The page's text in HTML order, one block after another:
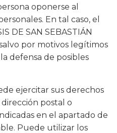
oponerse al
En tal caso, el
DE SAN SEBASTIÁN
por motivos legítimos
defensa de posibles
ejercitar sus derechos
postal o
en el apartado de
Puede utilizar los